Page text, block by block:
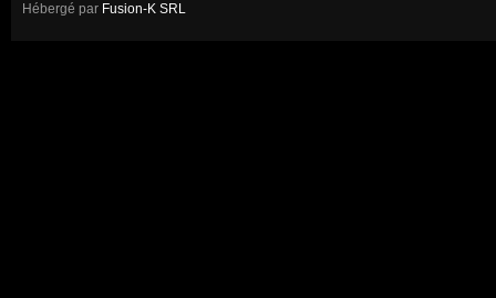
Hébergé par Fusion-K SRL